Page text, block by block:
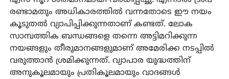
രണ്ടാമതും അധികാരത്തില്‍ വന്നതോടെ ഈ നയം
കൂടുതല്‍ വ്യാപിപ്പിക്കുന്നതാണ് കണ്ടത്. ലോക
സാമ്പത്തിക ബന്ധങ്ങളെ തന്നെ അട്ടിമറിക്കുന്ന
നയങ്ങളും തീരുമാനങ്ങളുമാണ് അമേരിക്ക നടപ്പില്‍
വരുത്താന്‍ ശ്രമിക്കുന്നത്. വ്യാപാര യുദ്ധത്തിന്
അനുകൂലമായും പ്രതികൂലമായും വാദങ്ങള്‍